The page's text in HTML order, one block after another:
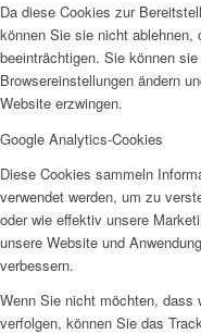
Da diese Cookies zur
können Sie sie nicht ablehnen,
beeinträchtigen. Sie können
Browsereinstellungen ändern
Website erzwingen.
Google Analytics-Cookies
Diese Cookies sammeln
verwendet werden, um zu
oder wie effektiv unsere
unsere Website und
verbessern.
Wenn Sie nicht möchten, dass
verfolgen, können Sie das